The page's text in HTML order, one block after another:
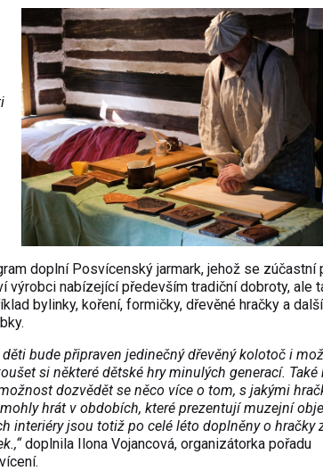
doplní Posvícenský jarmark, jehož se zúčastní
výrobci nabízející především tradiční dobroty, ale
bylinky, koření, formičky, dřevěné hračky a další
děti bude připraven jedinečný dřevěný kolotoč i
si některé dětské hry minulých generací. Také
dozvědět se něco více o tom, s jakými
hrát v obdobích, které prezentují muzejní
interiéry jsou totiž po celé léto doplněny o hračky
doplnila Ilona Vojancová, organizátorka pořadu